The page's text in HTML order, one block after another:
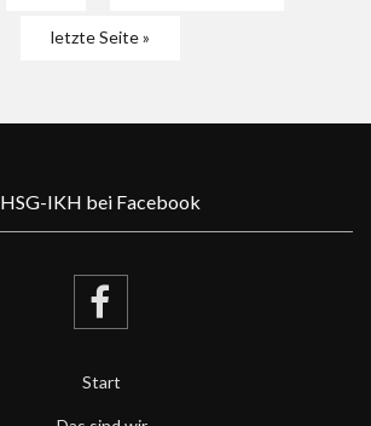
letzte Seite »
HSG-IKH bei Facebook
Start